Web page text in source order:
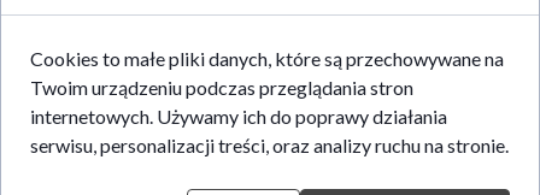
Cookies to małe pliki danych, które są przechowywane na
Twoim urządzeniu podczas przeglądania stron
internetowych. Używamy ich do poprawy działania
serwisu, personalizacji treści, oraz analizy ruchu na stronie.